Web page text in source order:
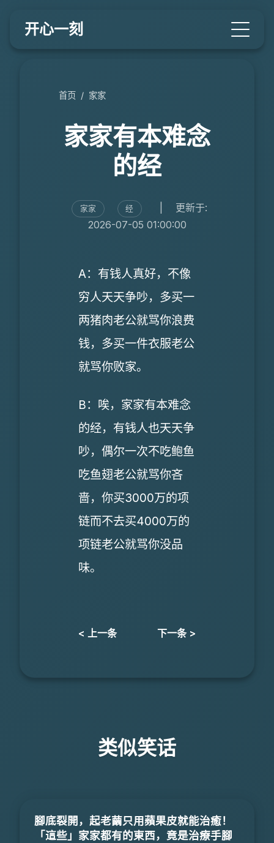
开心一刻
首页 / 家家
家家有本难念
的经
家家 经
更新于:
2026-07-05 01:00:00
A：有钱人真好，不像
穷人天天争吵，多买一
两猪肉老公就骂你浪费
钱，多买一件衣服老公
就骂你败家。
B：唉，家家有本难念
的经，有钱人也天天争
吵，偶尔一次不吃鲍鱼
吃鱼翅老公就骂你吝
啬，你买3000万的项
链而不去买4000万的
项链老公就骂你没品
味。
< 上一条 下一条 >
类似笑话
腳底裂開，起老繭只用蘋果皮就能治癒！
「這些」家家都有的東西，竟是治療手腳